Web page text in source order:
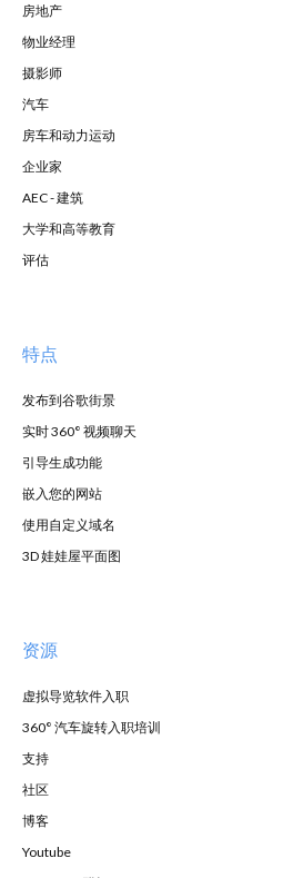
房地产
物业经理
摄影师
汽车
房车和动力运动
企业家
AEC - 建筑
大学和高等教育
评估
特点
发布到谷歌街景
实时 360° 视频聊天
引导生成功能
嵌入您的网站
使用自定义域名
3D 娃娃屋平面图
资源
虚拟导览软件入职
360° 汽车旋转入职培训
支持
社区
博客
Youtube